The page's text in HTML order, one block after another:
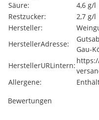
Säure:
4,6 g/l
Restzucker:
2,7 g/l
Hersteller:
HerstellerAdresse:
Gau-
HerstellerURLintern:
Allergene:
Bewertungen